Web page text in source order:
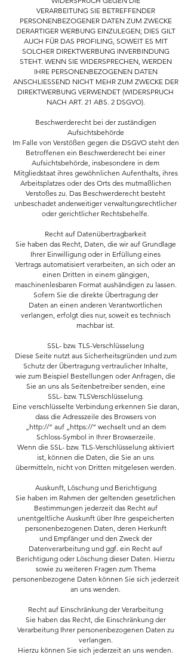
VERARBEITUNG SIE BETREFFENDER
PERSONENBEZOGENER DATEN ZUM ZWECKE
DERARTIGER WERBUNG EINZULEGEN; DIES GILT
AUCH FÜR DAS PROFILING, SOWEIT ES MIT
SOLCHER DIREKTWERBUNG INVERBINDUNG
STEHT. WENN SIE WIDERSPRECHEN, WERDEN
IHRE PERSONENBEZOGENEN DATEN
ANSCHLIESSEND NICHT MEHR ZUM ZWECKE DER
DIREKTWERBUNG VERWENDET (WIDERSPRUCH
NACH ART. 21 ABS. 2 DSGVO).
Beschwerderecht bei der zuständigen
Aufsichtsbehörde
Im Falle von Verstößen gegen die DSGVO steht den
Betroffenen ein Beschwerderecht bei einer
Aufsichtsbehörde, insbesondere in dem
Mitgliedstaat ihres gewöhnlichen Aufenthalts, ihres
Arbeitsplatzes oder des Orts des mutmaßlichen
Verstoßes zu. Das Beschwerderecht besteht
unbeschadet anderweitiger verwaltungsrechtlicher
oder gerichtlicher Rechtsbehelfe.
Recht auf Datenübertragbarkeit
Sie haben das Recht, Daten, die wir auf Grundlage
Ihrer Einwilligung oder in Erfüllung eines
Vertrags automatisiert verarbeiten, an sich oder an
einen Dritten in einem gängigen,
maschinenlesbaren Format aushändigen zu lassen.
Sofern Sie die direkte Übertragung der
Daten an einen anderen Verantwortlichen
verlangen, erfolgt dies nur, soweit es technisch
machbar ist.
SSL- bzw. TLS-Verschlüsselung
Diese Seite nutzt aus Sicherheitsgründen und zum
Schutz der Übertragung vertraulicher Inhalte,
wie zum Beispiel Bestellungen oder Anfragen, die
Sie an uns als Seitenbetreiber senden, eine
SSL- bzw. TLSVerschlüsselung.
Eine verschlüsselte Verbindung erkennen Sie daran,
dass die Adresszeile des Browsers von
„http://“ auf „https://“ wechselt und an dem
Schloss-Symbol in Ihrer Browserzeile.
Wenn die SSL- bzw. TLS-Verschlüsselung aktiviert
ist, können die Daten, die Sie an uns
übermitteln, nicht von Dritten mitgelesen werden.
Auskunft, Löschung und Berichtigung
Sie haben im Rahmen der geltenden gesetzlichen
Bestimmungen jederzeit das Recht auf
unentgeltliche Auskunft über Ihre gespeicherten
personenbezogenen Daten, deren Herkunft
und Empfänger und den Zweck der
Datenverarbeitung und ggf. ein Recht auf
Berichtigung oder Löschung dieser Daten. Hierzu
sowie zu weiteren Fragen zum Thema
personenbezogene Daten können Sie sich jederzeit
an uns wenden.
Recht auf Einschränkung der Verarbeitung
Sie haben das Recht, die Einschränkung der
Verarbeitung Ihrer personenbezogenen Daten zu
verlangen.
Hierzu können Sie sich jederzeit an uns wenden.